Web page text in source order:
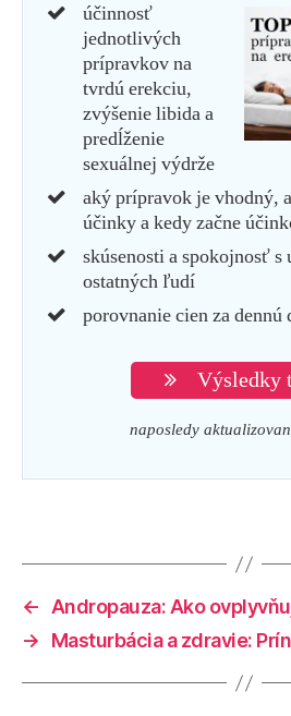
účinnosť
jednotlivých
prípravkov na
tvrdú erekciu,
zvýšenie libida a
predĺženie
sexuálnej výdrže
aký prípravok je vhodný,
účinky a kedy začne
skúsenosti a spokojnosť s
ostatných ľudí
porovnanie cien za dennú
Výsledky
naposledy
← Andropauza: Ako
→
Masturbácia a zdravie: